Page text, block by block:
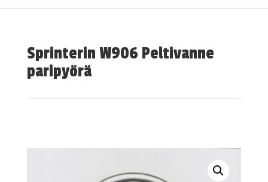
Sprinterin W906 Peltivanne
paripyörä